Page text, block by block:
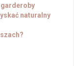
naturalny